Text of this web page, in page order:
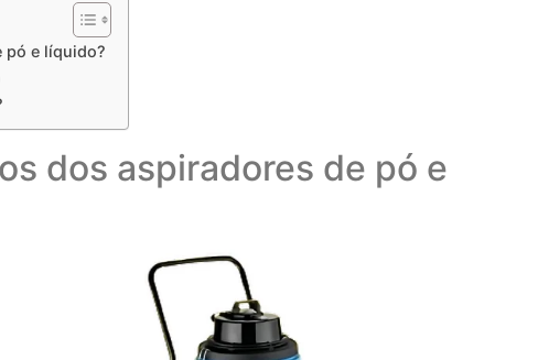
pó e líquido?
dos aspiradores de pó e